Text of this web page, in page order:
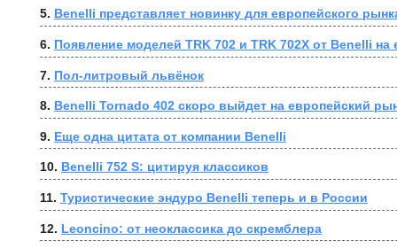
5. Benelli представляет новинку для европейского
6. Появление моделей TRK 702 и TRK 702X от Benelli
7. Пол-литровый львёнок
8. Benelli Tornado 402 скоро выйдет на европейский
9. Еще одна цитата от компании Benelli
10. Benelli 752 S: цитируя классиков
11. Туристические эндуро Benelli теперь и в России
12. Leoncino: от неоклассика до скремблера